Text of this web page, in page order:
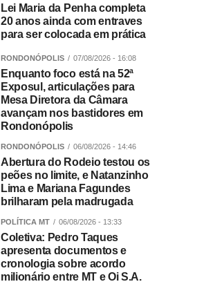
Lei Maria da Penha completa
20 anos ainda com entraves
para ser colocada em prática
RONDONÓPOLIS 07/08/2026 - 16:08
Enquanto foco está na 52ª
Exposul, articulações para
Mesa Diretora da Câmara
avançam nos bastidores em
Rondonópolis
RONDONÓPOLIS 06/08/2026 - 14:46
Abertura do Rodeio testou os
peões no limite, e Natanzinho
Lima e Mariana Fagundes
brilharam pela madrugada
POLÍTICA MT 06/08/2026 - 13:33
Coletiva: Pedro Taques
apresenta documentos e
cronologia sobre acordo
milionário entre MT e Oi S.A.